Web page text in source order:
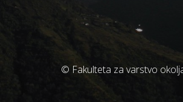
© Fakulteta za varstvo